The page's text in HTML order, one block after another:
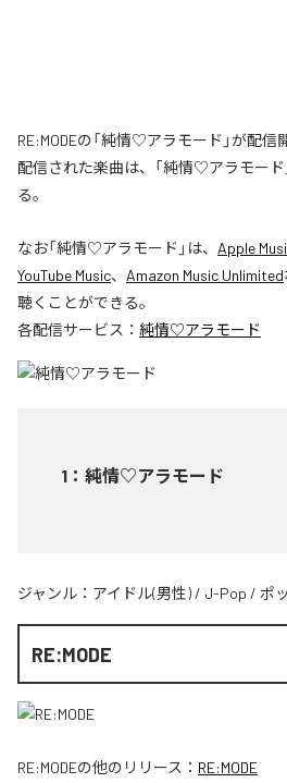
RE:MODEの「純情♡アラモード」が配
配信された楽曲は、「純情♡アラモード
る。
なお「純情♡アラモード 」は、 Apple
YouTube Music、 Amazon Music Unlimited
聴くことができる。
各配信サービス： 純情♡アラモード
1 ： 純情♡アラモード
ジャンル： アイドル(男性) / J-Pop / ポ
RE:MODE
RE:MODEの他のリリース： RE:MODE